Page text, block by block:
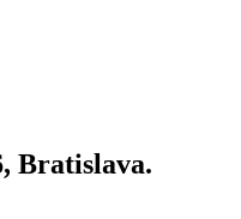
Bratislava.